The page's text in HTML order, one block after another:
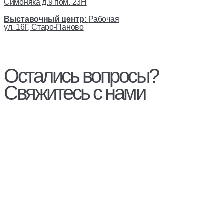
Симоняка д.9 пом. 23Н
Выставочный центр: Рабочая
ул. 16Г, Старо-Паново
Остались вопросы?
Свяжитесь с нами